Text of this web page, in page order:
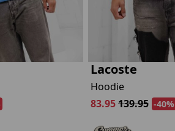
Lacoste
Hoodie
83.95139.95 -40%